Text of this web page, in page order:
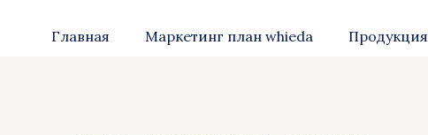
Главная Маркетинг план whieda Продукция